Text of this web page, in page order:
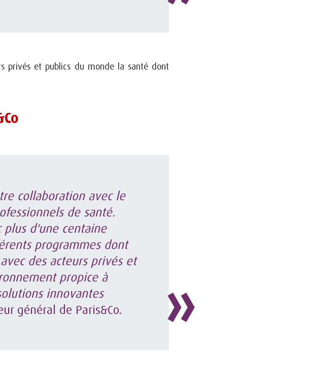
privés et publics du monde la santé dont
collaboration avec le
de santé.
plus d'une centaine
programmes dont
des acteurs privés et
propice à
innovantes
général de Paris&Co.